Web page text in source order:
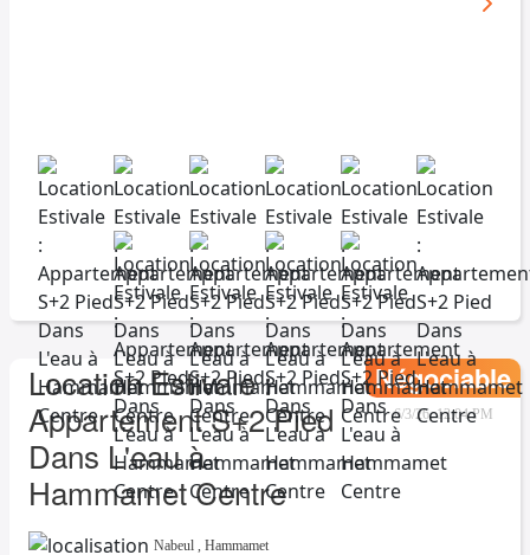
Location Estivale :
Appartement S+2 Pied
Dans L'eau à
Hammamet Centre
Négociable
6/3/26, 12:04 PM
Nabeul , Hammamet